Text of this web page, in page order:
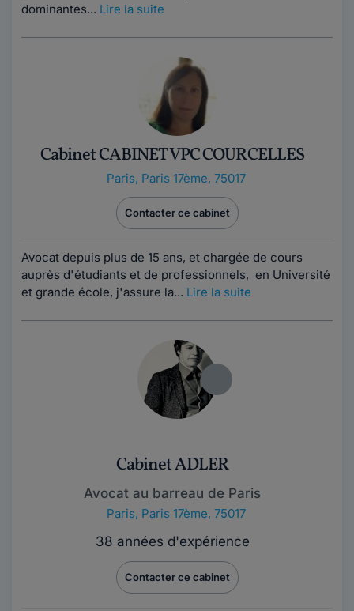
dominantes... Lire la suite
Cabinet CABINET VPC COURCELLES
Paris, Paris 17ème, 75017
Contacter ce cabinet
Avocat depuis plus de 15 ans, et chargée de cours
auprès d'étudiants et de professionnels, en Université
et grande école, j'assure la... Lire la suite
Cabinet ADLER
Avocat au barreau de Paris
Paris, Paris 17ème, 75017
38 années d'expérience
Contacter ce cabinet